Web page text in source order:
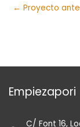
← Proyecto
Empiezapori
C/ Font 16,